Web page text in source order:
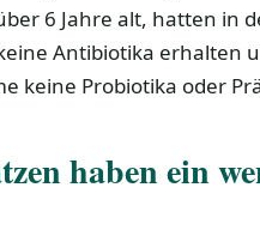
6 Jahre alt, hatten in
Antibiotika erhalten
keine Probiotika oder
haben ein